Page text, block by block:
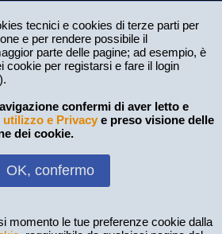
tecnici e cookies di terze parti per
e per rendere possibile il
parte delle pagine; ad esempio, è
cookie per registarsi e fare il login
).
confermi di aver letto e
utilizzo e Privacy e preso visione delle
dei cookie.
OK, confermo
momento le tue preferenze cookie dalla